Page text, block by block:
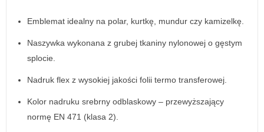
Emblemat idealny na polar, kurtkę, mundur czy kamizelkę.
Naszywka wykonana z grubej tkaniny nylonowej o gęstym
splocie.
Nadruk flex z wysokiej jakości folii termo transferowej.
Kolor nadruku srebrny odblaskowy – przewyższający
normę EN 471 (klasa 2).